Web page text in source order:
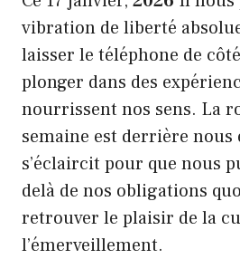
vibration de liberté
laisser le téléphone de
plonger dans des
nourrissent nos sens. La
semaine est derrière nous
s’éclaircit pour que nous
delà de nos obligations
retrouver le plaisir de la
l’émerveillement.